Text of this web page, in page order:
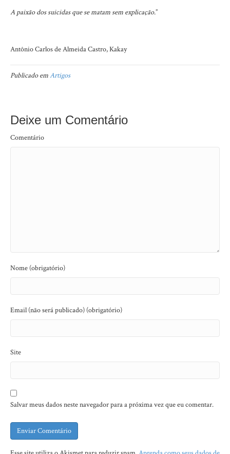
A paixão dos suicidas que se matam sem explicação.”
Antônio Carlos de Almeida Castro, Kakay
Publicado emArtigos
Deixe um Comentário
Comentário
Nome (obrigatório)
Email (não será publicado) (obrigatório)
Site
Salvar meus dados neste navegador para a próxima vez que eu comentar.